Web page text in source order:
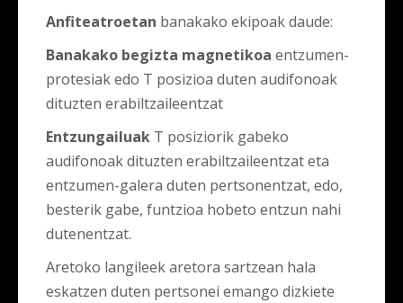
Anfiteatroetan banakako ekipoak daude:
Banakako begizta magnetikoa entzumen-
protesiak edo T posizioa duten audifonoak
dituzten erabiltzaileentzat
Entzungailuak T posiziorik gabeko
audifonoak dituzten erabiltzaileentzat eta
entzumen-galera duten pertsonentzat, edo,
besterik gabe, funtzioa hobeto entzun nahi
dutenentzat.
Aretoko langileek aretora sartzean hala
eskatzen duten pertsonei emango dizkiete